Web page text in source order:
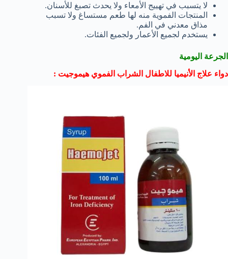
لا يتسبب في تهييج الأمعاء ولا يحدث تصبغ للأسنان.
المنتجات الفموية منه لها طعم مستساغ ولا تسبب
مذاق معدني في الفم.
يستخدم لجميع الأعمار ولجميع الفئات.
الجرعة اليومية
دواء علاج الأنيميا للاطفال الشراب الفموي هيموجيت :